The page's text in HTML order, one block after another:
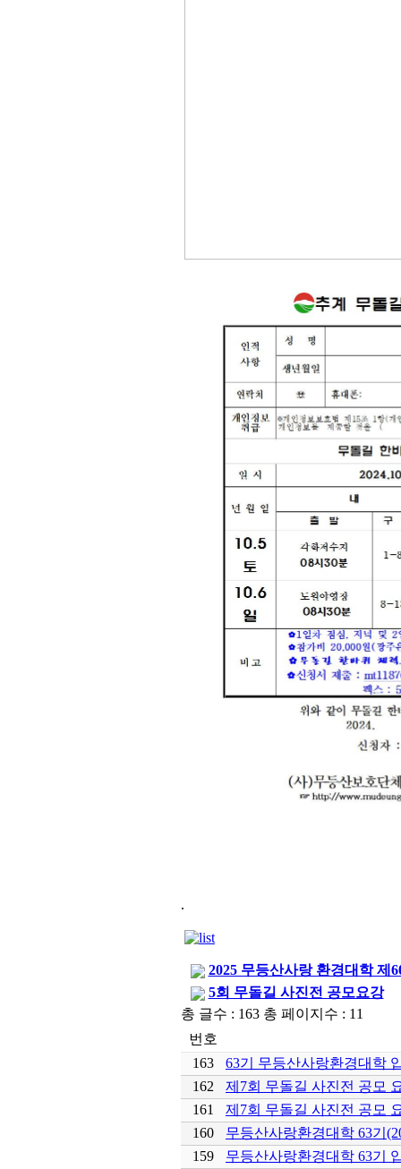
.
2025 무등산사랑 환경대학 제
5회 무돌길 사진전 공모요강
총 글수 : 163 총 페이지수 : 11
번호
163
63기 무등산사랑환경대학
162
제7회 무돌길 사진전 공모
161
제7회 무돌길 사진전 공모
160
무등산사랑환경대학 63기
159
무등산사랑환경대학 63기